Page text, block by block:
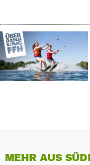
MEHR AUS